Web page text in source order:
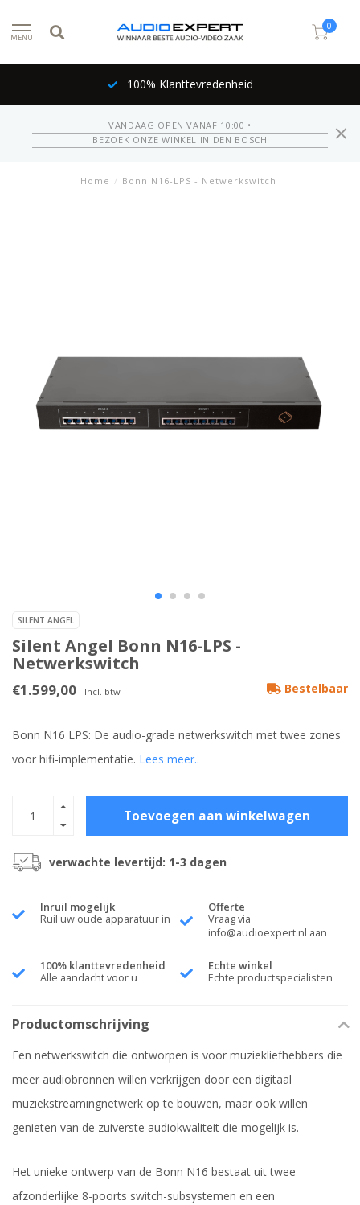
MENU
0
100% Klanttevredenheid
VANDAAG OPEN VANAF 10:00 •
BEZOEK ONZE WINKEL IN DEN BOSCH
Home / Bonn N16-LPS - Netwerkswitch
SILENT ANGEL
Silent Angel Bonn N16-LPS -
Netwerkswitch
€1.599,00 Incl. btw Bestelbaar
Bonn N16 LPS: De audio-grade netwerkswitch met twee zones
voor hifi-implementatie. Lees meer..
Toevoegen aan winkelwagen
verwachte levertijd: 1-3 dagen
Inruil mogelijk
Ruil uw oude apparatuur in
Offerte
Vraag via
info@audioexpert.nl aan
100% klanttevredenheid
Alle aandacht voor u
Echte winkel
Echte productspecialisten
Productomschrijving
Een netwerkswitch die ontworpen is voor muziekliefhebbers die
meer audiobronnen willen verkrijgen door een digitaal
muziekstreamingnetwerk op te bouwen, maar ook willen
genieten van de zuiverste audiokwaliteit die mogelijk is.
Het unieke ontwerp van de Bonn N16 bestaat uit twee
afzonderlijke 8-poorts switch-subsystemen en een